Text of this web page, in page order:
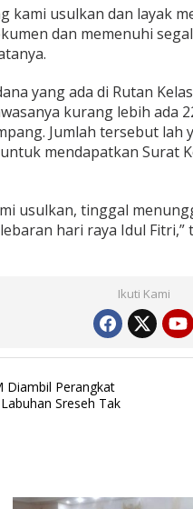
kami usulkan dan layak
dan memenuhi
yang ada di Rutan
kurang lebih ada
Jumlah tersebut
mendapatkan Surat
usulkan, tinggal
hari raya Idul Fitri,”
Ikuti Kami
Diambil Perangkat
Sreseh Tak